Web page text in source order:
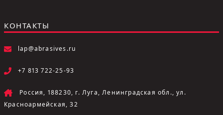
КОНТАКТЫ
lap@abrasives.ru
+7 813 722-25-93
Россия, 188230, г. Луга, Ленинградская обл., ул.
Красноармейская, 32